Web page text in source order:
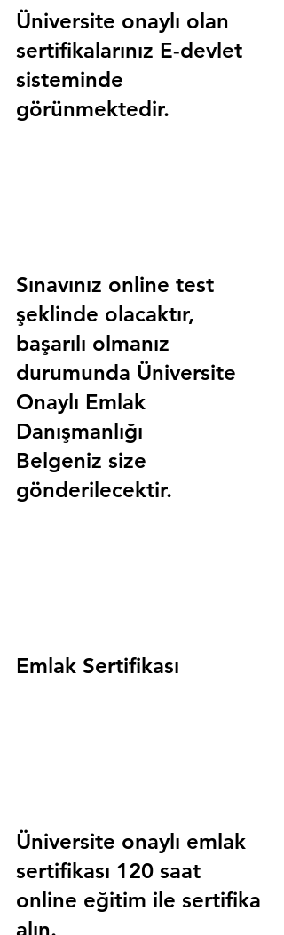
Üniversite onaylı olan
sertifikalarınız E-devlet
sisteminde
görünmektedir.
Sınavınız online test
şeklinde olacaktır,
başarılı olmanız
durumunda Üniversite
Onaylı Emlak
Danışmanlığı
Belgeniz size
gönderilecektir.
Emlak Sertifikası
Üniversite onaylı emlak
sertifikası 120 saat
online eğitim ile sertifika
alın.